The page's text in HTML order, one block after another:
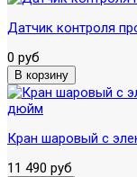
Датчик контроля
0 руб
Кран шаровый с
11 490 руб